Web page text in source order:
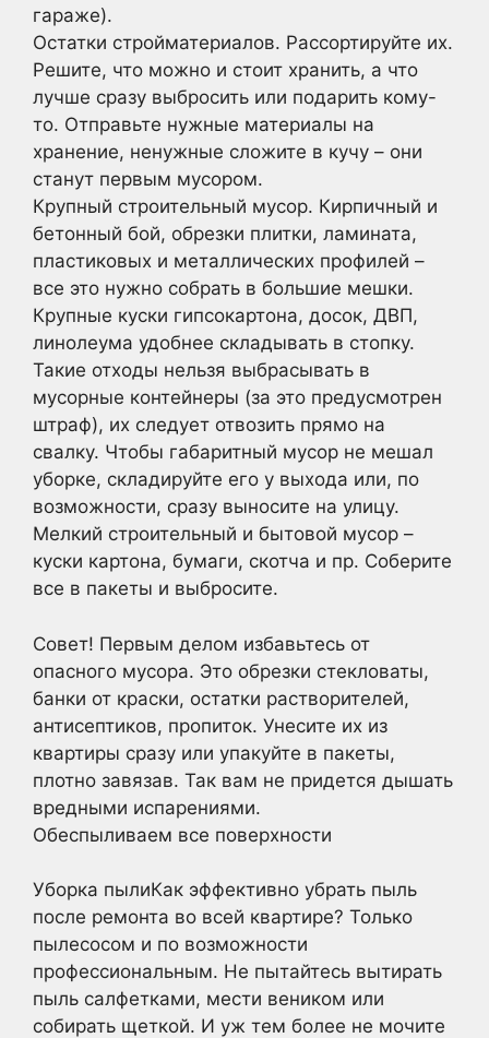
гараже).
Остатки стройматериалов. Рассортируйте их.
Решите, что можно и стоит хранить, а что
лучше сразу выбросить или подарить кому-
то. Отправьте нужные материалы на
хранение, ненужные сложите в кучу – они
станут первым мусором.
Крупный строительный мусор. Кирпичный и
бетонный бой, обрезки плитки, ламината,
пластиковых и металлических профилей –
все это нужно собрать в большие мешки.
Крупные куски гипсокартона, досок, ДВП,
линолеума удобнее складывать в стопку.
Такие отходы нельзя выбрасывать в
мусорные контейнеры (за это предусмотрен
штраф), их следует отвозить прямо на
свалку. Чтобы габаритный мусор не мешал
уборке, складируйте его у выхода или, по
возможности, сразу выносите на улицу.
Мелкий строительный и бытовой мусор –
куски картона, бумаги, скотча и пр. Соберите
все в пакеты и выбросите.
Совет! Первым делом избавьтесь от
опасного мусора. Это обрезки стекловаты,
банки от краски, остатки растворителей,
антисептиков, пропиток. Унесите их из
квартиры сразу или упакуйте в пакеты,
плотно завязав. Так вам не придется дышать
вредными испарениями.
Обеспыливаем все поверхности
Уборка пылиКак эффективно убрать пыль
после ремонта во всей квартире? Только
пылесосом и по возможности
профессиональным. Не пытайтесь вытирать
пыль салфетками, мести веником или
собирать щеткой. И уж тем более не мочите